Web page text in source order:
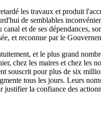
les travaux et produit
de semblables
et de ses
et reconnue par le
et le plus grand
chez les maires et chez les
souscrit pour plus de six
tous les jours. Leurs
justifier la confiance des